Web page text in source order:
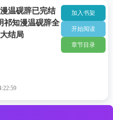
温砚辞已完结
祁知漫温砚辞全
结局
加入书架
开始阅读
章节目录